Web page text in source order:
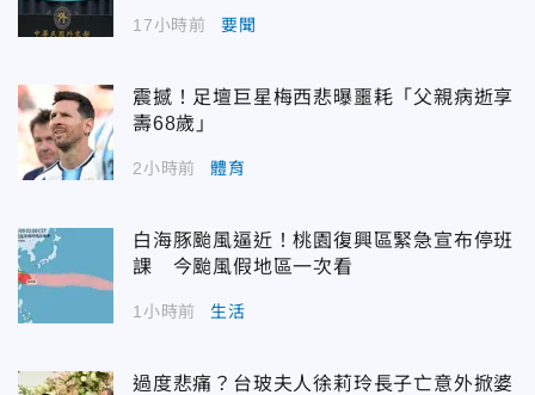
17小時前 要聞
震撼！足壇巨星梅西悲曝噩耗「父親病逝享
壽68歲」
2小時前 體育
白海豚颱風逼近！桃園復興區緊急宣布停班
課 今颱風假地區一次看
1小時前 生活
過度悲痛？台玻夫人徐莉玲長子亡意外掀婆